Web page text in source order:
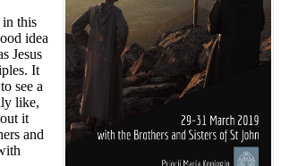
in this
idea
Jesus
It
see a
like,
it
and